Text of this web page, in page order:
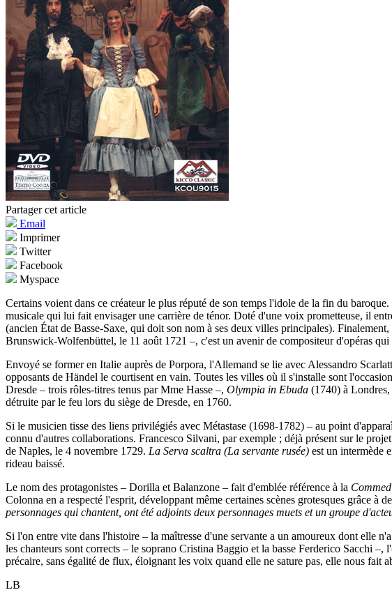
Partager cet article
Email
Imprimer
Twitter
Facebook
Myspace
Certains voient dans ce créateur le plus réputé de son temps l'idole de la fin du
musicale qui lui fait envisager une carrière de ténor. Doté d'une voix prometteuse, il
(ancien État de Basse-Saxe, qui doit son nom à ses deux villes principales).
Brunswick-Wolfenbüttel, le 11 août 1721 –, c'est un avenir de compositeur d'opéras qui
Envoyé se former en Italie auprès de Porpora, l'Allemand se lie avec Alessandro
opposants de Händel le courtisent en vain. Toutes les villes où il s'installe sont
Dresde – trois rôles-titres tenus par Mme Hasse –, Olympia in Ebuda (1740) à Londres,
détruite par le feu lors du siège de Dresde, en 1760.
Si le musicien tisse des liens privilégiés avec Métastase (1698-1782) – au point
connu d'autres collaborations. Francesco Silvani, par exemple ; déjà présent sur le projet
de Naples, le 4 novembre 1729. La Serva scaltra (La servante rusée) est un intermède
rideau baissé.
Le nom des protagonistes – Dorilla et Balanzone – fait d'emblée référence à la
Colonna en a respecté l'esprit, développant même certaines scènes grotesques grâce à
personnages qui chantent, ont été adjoints deux personnages muets et un groupe
Si l'on entre vite dans l'histoire – la maîtresse d'une servante a un amoureux dont elle
les chanteurs sont corrects – le soprano Cristina Baggio et la basse Ferderico Sacchi
précaire, sans égalité de flux, éloignant les voix quand elle ne sature pas, elle nous
LB